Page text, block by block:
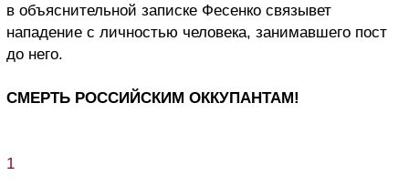
в объяснительной записке Фесенко связывет
нападение с личностью человека, занимавшего пост
до него.
СМЕРТЬ РОССИЙСКИМ ОККУПАНТАМ!
1